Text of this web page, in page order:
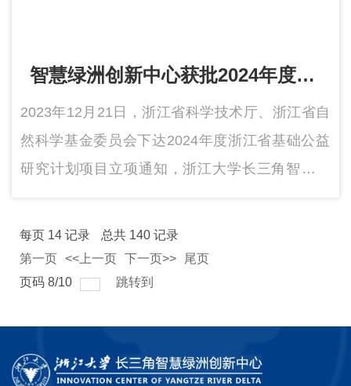
智慧绿洲创新中心获批2024年度浙
江省基础公益研究计划项目8项
2023年12月21日，浙江省科学技术厅、浙江省自
然科学基金委员会下达2024年度浙江省基础公益
研究计划项目立项通知，浙江大学长三角智慧绿
目2项、基金重点项目1项；全职人员获批3项。
每页 14 记录 总共 140 记录
第一页 <<上一页 下一页>>
尾页
页码 8/10 跳转到